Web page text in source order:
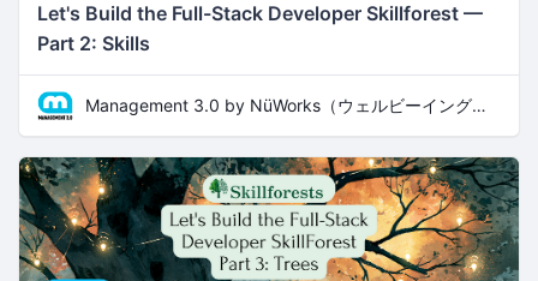
Let's Build the Full-Stack Developer Skillforest —
Part 2: Skills
Management 3.0 by NüWorks（ウェルビーイング・リーダーシップ）